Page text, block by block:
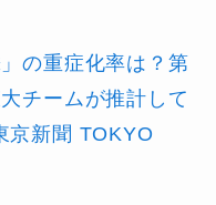
の重症化率は？第
チームが推計して
京新聞 TOKYO